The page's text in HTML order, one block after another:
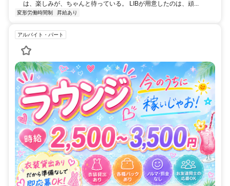
は、楽しみが、ちゃんと待っている。 LIBが用意したのは、頑...
変形労働時間制 昇給あり
アルバイト・パート